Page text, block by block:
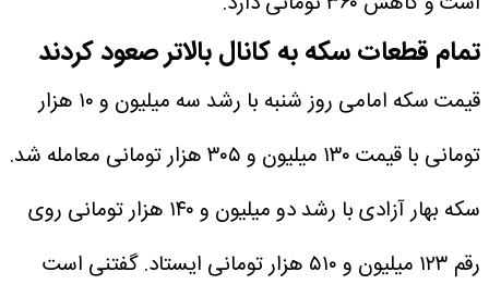
تمام قطعات سکه به کانال بالاتر صعود کردند
قیمت سکه امامی روز شنبه با رشد سه میلیون و ۱۰ هزار
تومانی با قیمت ۱۳۰ میلیون و ۳۰۵ هزار تومانی معامله شد.
سکه‌ بهار آزادی با رشد دو میلیون و ۱۴۰ هزار تومانی روی
رقم ۱۲۳ میلیون و ۵۱۰ هزار تومانی ایستاد.
گفتنی است